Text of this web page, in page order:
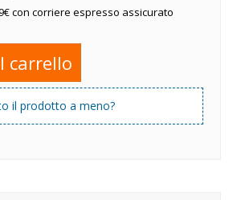
con corriere espresso assicurato
carrello
il prodotto a meno?